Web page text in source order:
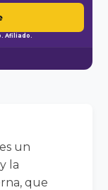
Afiliado.
un
la
que